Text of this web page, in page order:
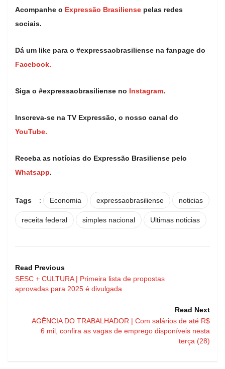
Acompanhe o Expressão Brasiliense pelas redes
sociais.
Dá um like para o #expressaobrasiliense na fanpage do
Facebook.
Siga o #expressaobrasiliense no Instagram.
Inscreva-se na TV Expressão, o nosso canal do
YouTube.
Receba as notícias do Expressão Brasiliense pelo
Whatsapp.
Tags : Economia expressaobrasiliense noticias
receita federal simples nacional Ultimas noticias
Read Previous
SESC + CULTURA | Primeira lista de propostas
aprovadas para 2025 é divulgada
Read Next
AGÊNCIA DO TRABALHADOR | Com salários de até R$
6 mil, confira as vagas de emprego disponíveis nesta
terça (28)